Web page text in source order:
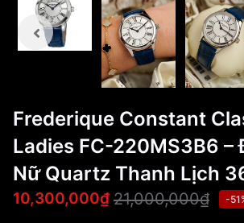
Frederique Constant
Ladies FC-220MS3B6 –
Nữ Quartz Thanh Lịch
10,300,000₫ 21,000,000₫ -